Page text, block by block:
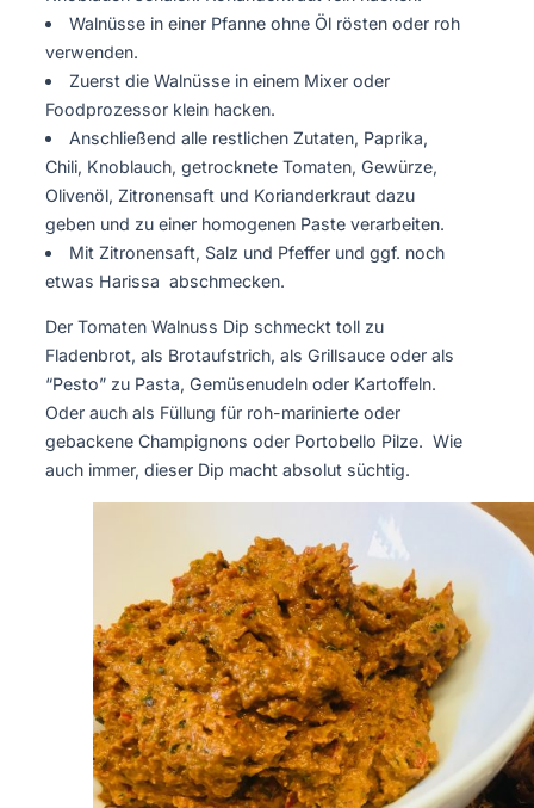
Walnüsse in einer Pfanne ohne Öl rösten oder roh
verwenden.
Zuerst die Walnüsse in einem Mixer oder
Foodprozessor klein hacken.
Anschließend alle restlichen Zutaten, Paprika,
Chili, Knoblauch, getrocknete Tomaten, Gewürze,
Olivenöl, Zitronensaft und Korianderkraut dazu
geben und zu einer homogenen Paste verarbeiten.
Mit Zitronensaft, Salz und Pfeffer und ggf. noch
etwas Harissa abschmecken.
Der Tomaten Walnuss Dip schmeckt toll zu
Fladenbrot, als Brotaufstrich, als Grillsauce oder als
“Pesto” zu Pasta, Gemüsenudeln oder Kartoffeln.
Oder auch als Füllung für roh-marinierte oder
gebackene Champignons oder Portobello Pilze. Wie
auch immer, dieser Dip macht absolut süchtig.